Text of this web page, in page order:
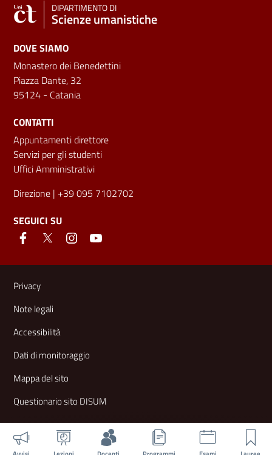
DIPARTIMENTO DI
Scienze umanistiche
DOVE SIAMO
Monastero dei Benedettini
Piazza Dante, 32
95124 - Catania
CONTATTI
Appuntamenti direttore
Servizi per gli studenti
Uffici Amministrativi
Direzione | +39 095 7102702
SEGUICI SU
Link e informazioni utili
Privacy
Note legali
Accessibilità
Dati di monitoraggio
Mappa del sito
Questionario sito DISUM